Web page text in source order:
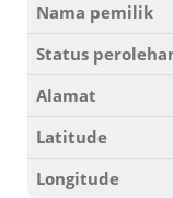
Nama pemilik
Status
Alamat
Latitude
Longitude